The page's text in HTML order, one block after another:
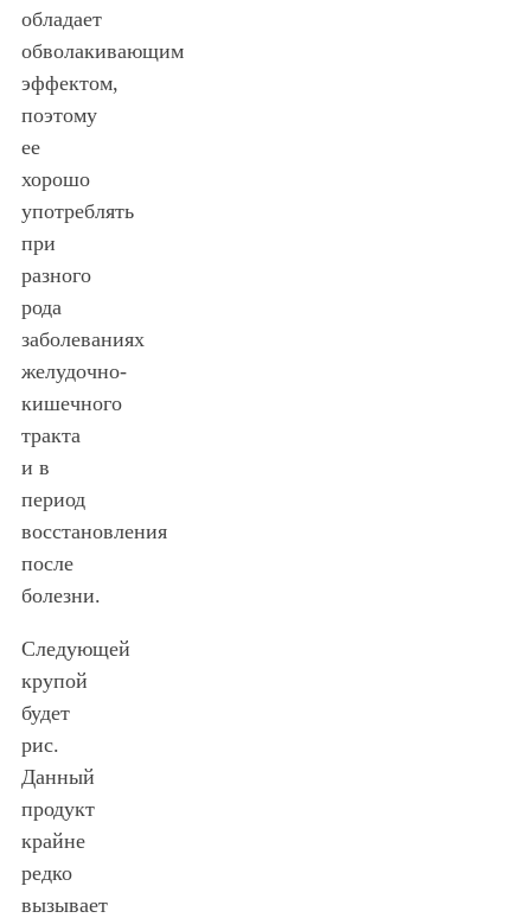
обладает
обволакивающим
эффектом,
поэтому
ее
хорошо
употреблять
при
разного
рода
заболеваниях
желудочно-
кишечного
тракта
и в
период
восстановления
после
болезни.
Следующей
крупой
будет
рис.
Данный
продукт
крайне
редко
вызывает